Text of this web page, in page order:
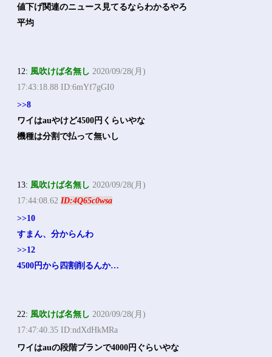
値下げ関連のニュース見てるならわかるやろ
平均
12: 風吹けば名無し 2020/09/28(月)
17:43:18.88 ID:6mYf7gGI0
>>8
ワイはauやけど4500円くらいやな
機種は分割で払って無いし
13: 風吹けば名無し 2020/09/28(月)
17:44:08.62ID:4Q65c0wsa
>>10
すまん、分からんわ
>>12
4500円から四割削るんか…
22: 風吹けば名無し 2020/09/28(月)
17:47:40.35 ID:ndXdHkMRa
ワイはauの段階プランで4000円ぐらいやな